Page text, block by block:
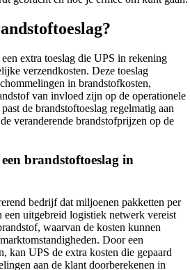
extra toeslag die UPS in rekening
verzendkosten. Deze toeslag
in brandstofkosten,
van invloed zijn op de operationele
de brandstoftoeslag regelmatig aan
veranderende brandstofprijzen op de
brandstoftoeslag in
bedrijf dat miljoenen pakketten per
een uitgebreid logistiek netwerk vereist
waarvan de kosten kunnen
Door een
kan UPS de extra kosten die gepaard
aan de klant doorberekenen in